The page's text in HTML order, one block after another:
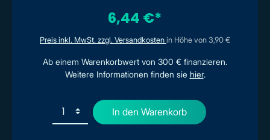
6,44 €*
Preis inkl. MwSt. zzgl. Versandkosten in Höhe von 3,90 €
Ab einem Warenkorbwert von 300 € finanzieren.
Weitere Informationen finden sie hier.
In den Warenkorb